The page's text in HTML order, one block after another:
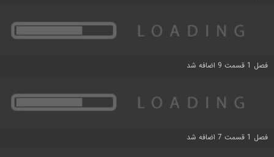
فصل 1 قسمت 9 اضافه شد
فصل 1 قسمت 7 اضافه شد